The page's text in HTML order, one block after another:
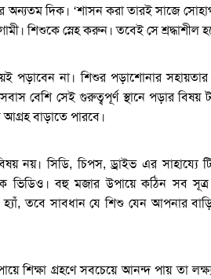
অন্যতম দিক। ‘শাসন করা তারই সাজে
শিশুকে স্নেহ করুন। তবেই সে শ্রদ্ধাশীল
না। শিশুর পড়াশোনার সহায়তার
বেশি সেই গুরুত্বপূর্ণ স্থানে পড়ার বিষয়
আগ্রহ বাড়াতে পারবে।
নয়। সিডি, চিপস, ড্রাইভ এর সাহায্যে
ভিডিও। বহু মজার উপায়ে কঠিন সব
তবে সাবধান যে শিশু যেন আপনার
শিক্ষা গ্রহণে সবচেয়ে আনন্দ পায় তা